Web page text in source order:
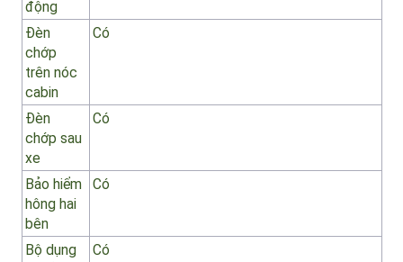
Lốp dự
phòng
01 chiếc
Đèn
chiếu
sáng
phục vụ
công tác
hoạt
động
Đèn
chớp
trên nóc